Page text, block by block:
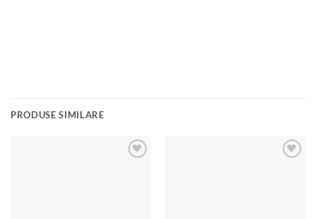
PRODUSE SIMILARE